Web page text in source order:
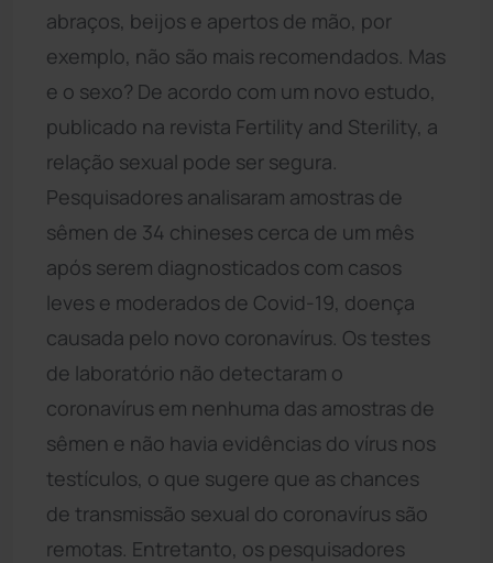
abraços, beijos e apertos de mão, por
exemplo, não são mais recomendados. Mas
e o sexo? De acordo com um novo estudo,
publicado na revista Fertility and Sterility, a
relação sexual pode ser segura.
Pesquisadores analisaram amostras de
sêmen de 34 chineses cerca de um mês
após serem diagnosticados com casos
leves e moderados de Covid-19, doença
causada pelo novo coronavírus. Os testes
de laboratório não detectaram o
coronavírus em nenhuma das amostras de
sêmen e não havia evidências do vírus nos
testículos, o que sugere que as chances
de transmissão sexual do coronavírus são
remotas. Entretanto, os pesquisadores